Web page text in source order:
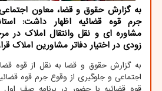
به گزارش حقوق و قضا، معاون
جرم قوه قضائیه اظهار داشت:
مشاوره ای و نقل وانتقال املاک در
زودی در اختیار دفاتر مشاورین املاک
به گزارش حقوق و قضا به نقل از قوه
اجتماعی و جلوگیری از وقوع جرم قوه